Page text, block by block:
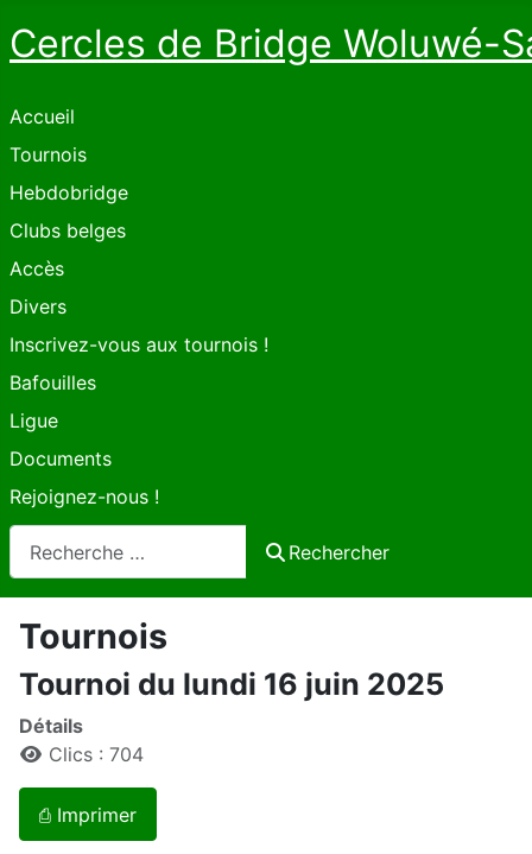
Cercles de Bridge Woluwé-
Accueil
Tournois
Hebdobridge
Clubs belges
Accès
Divers
Inscrivez-vous aux tournois !
Bafouilles
Ligue
Documents
Rejoignez-nous !
Rechercher
Tournois
Tournoi du lundi 16 juin 2025
Détails
Clics : 704
⎙ Imprimer